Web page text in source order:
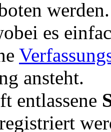
es
ansteht.
entlassene